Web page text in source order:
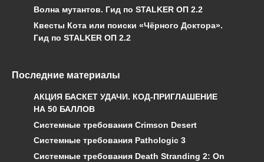
Волна мутантов. Гид по STALKER ОП 2.2
Квесты Кота или поиски «Чёрного Доктора».
Гид по STALKER ОП 2.2
Последние материалы
АКЦИЯ БАСКЕТ УДАЧИ. КОД-ПРИГЛАШЕНИЕ
НА 50 БАЛЛОВ
Системные требования Crimson Desert
Системные требования Pathologic 3
Системные требования Death Stranding 2: On